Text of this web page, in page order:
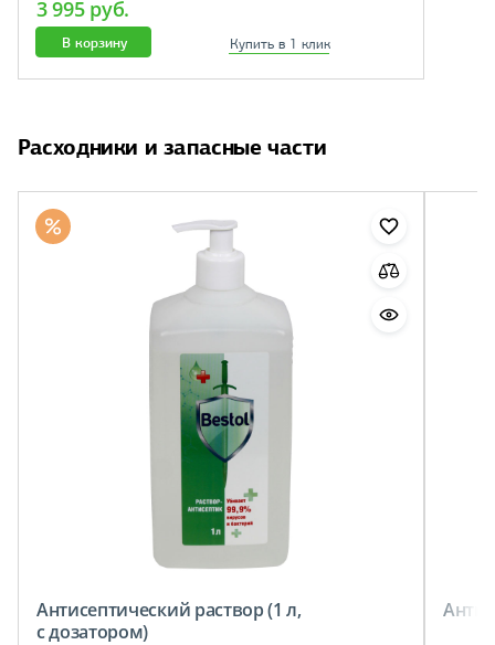
3 995 руб.
В корзину Купить в 1 клик
Расходники и запасные части
Антисептический раствор (1 л,
с дозатором)